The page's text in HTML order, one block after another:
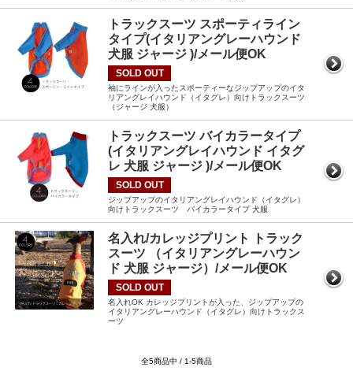
トラックスーツ スポーティライン
タイプ(イタリアングレーハウンド
犬服 ジャージ )/メール便OK
SOLD OUT
袖にラインが入ったスポーティーなジップアップのイタ
リアングレイハウンド（イタグレ）向けトラックスーツ
（ジャージ 犬服）
トラックスーツ バイカラータイプ
(イタリアングレイハウンド イタグ
レ 犬服 ジャージ )/メール便OK
SOLD OUT
ジップアップのイタリアングレイハウンド（イタグレ）
向けトラックスーツ バイカラータイプ 犬服
名入れ/カレッジプリント トラック
スーツ （イタリアングレーハウン
ド 犬服 ジャージ）/メール便OK
SOLD OUT
名入れOK カレッジプリントが入った、ジップアップの
イタリアングレーハウンド（イタグレ）向けトラックス
ーツ
全5商品中 / 1-5商品